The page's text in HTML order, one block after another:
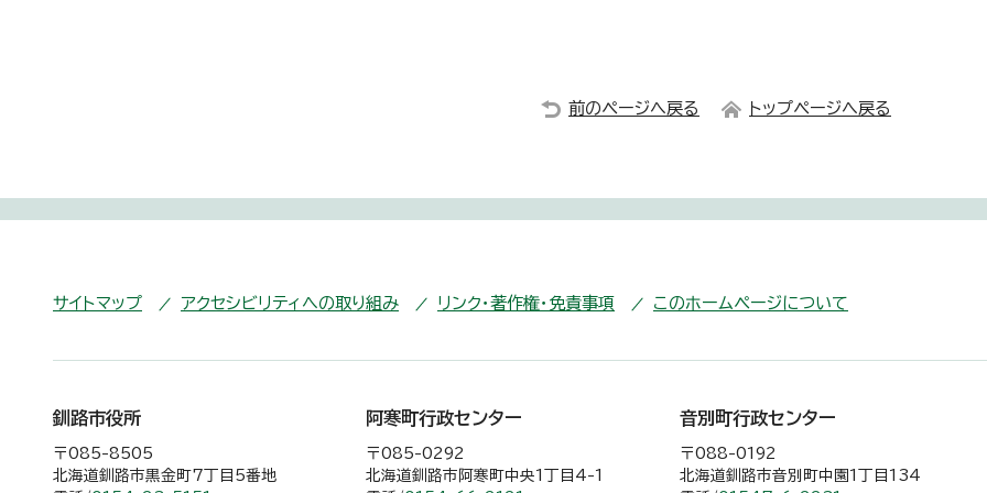
前のページへ戻る トップページへ戻る
サイトマップ アクセシビリティへの取り組み リンク・著作権・免責事項 このホームページについて
釧路市役所
〒085-8505
北海道釧路市黒金町7丁目5番地
阿寒町行政センター
〒085-0292
北海道釧路市阿寒町中央1丁目4-1
音別町行政センター
〒088-0192
北海道釧路市音別町中園1丁目134